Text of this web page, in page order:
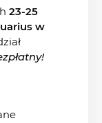
23-25
w